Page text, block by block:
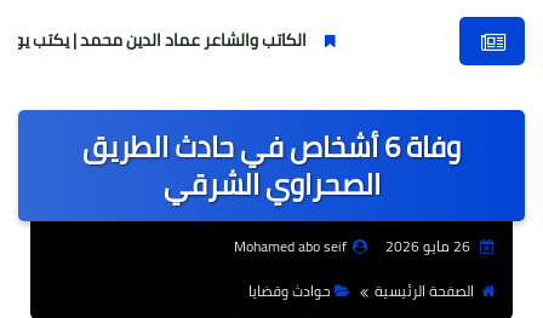
أخبار مصر
عالمى
الرياضة
حوادث وقضايا
فن
الكاتب والشاعر عماد الدين محمد | يكتب يوميات
وفاة 6 أشخاص في حادث الطريق
الصحراوي الشرقي
26 مايو 2026
Mohamed abo seif
الصفحة الرئيسية
حوادث وقضايا